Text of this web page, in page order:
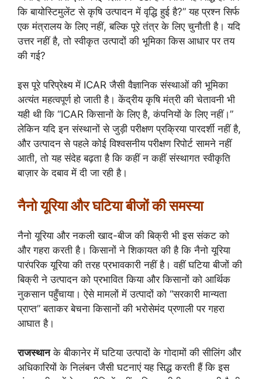
कि बायोस्टिमुलेंट से कृषि उत्पादन में वृद्धि हुई है?” यह प्रश्न सिर्फ
एक मंत्रालय के लिए नहीं, बल्कि पूरे तंत्र के लिए चुनौती है। यदि
उत्तर नहीं है, तो स्वीकृत उत्पादों की भूमिका किस आधार पर तय
की गई?
इस पूरे परिप्रेक्ष्य में ICAR जैसी वैज्ञानिक संस्थाओं की भूमिका
अत्यंत महत्वपूर्ण हो जाती है। केंद्रीय कृषि मंत्री की चेतावनी भी
यही थी कि “ICAR किसानों के लिए है, कंपनियों के लिए नहीं।”
लेकिन यदि इन संस्थानों से जुड़ी परीक्षण प्रक्रिया पारदर्शी नहीं है,
और उत्पादन से पहले कोई विश्वसनीय परीक्षण रिपोर्ट सामने नहीं
आती, तो यह संदेह बढ़ता है कि कहीं न कहीं संस्थागत स्वीकृति
बाज़ार के दबाव में दी जा रही है।
नैनो यूरिया और घटिया बीजों की समस्या
नैनो यूरिया और नकली खाद-बीज की बिक्री भी इस संकट को
और गहरा करती है। किसानों ने शिकायत की है कि नैनो यूरिया
पारंपरिक यूरिया की तरह प्रभावकारी नहीं है। वहीं घटिया बीजों की
बिक्री ने उत्पादन को प्रभावित किया और किसानों को आर्थिक
नुकसान पहुँचाया। ऐसे मामलों में उत्पादों को “सरकारी मान्यता
प्राप्त” बताकर बेचना किसानों की भरोसेमंद प्रणाली पर गहरा
आघात है।
राजस्थानके बीकानेर में घटिया उत्पादों के गोदामों की सीलिंग और
अधिकारियों के निलंबन जैसी घटनाएं यह सिद्ध करती हैं कि इस